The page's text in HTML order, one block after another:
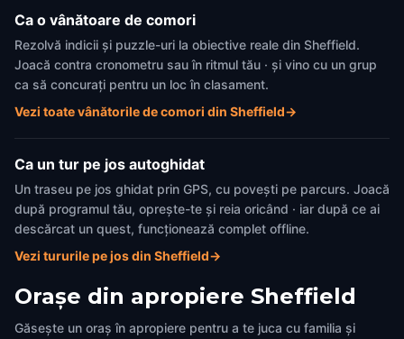
Ca o vânătoare de comori
Rezolvă indicii și puzzle-uri la obiective reale din Sheffield.
Joacă contra cronometru sau în ritmul tău · și vino cu un grup
ca să concurați pentru un loc în clasament.
Vezi toate vânătorile de comori din Sheffield→
Ca un tur pe jos autoghidat
Un traseu pe jos ghidat prin GPS, cu povești pe parcurs. Joacă
după programul tău, oprește-te și reia oricând · iar după ce ai
descărcat un quest, funcționează complet offline.
Vezi tururile pe jos din Sheffield→
Orașe din apropiere Sheffield
Găsește un oraș în apropiere pentru a te juca cu familia și